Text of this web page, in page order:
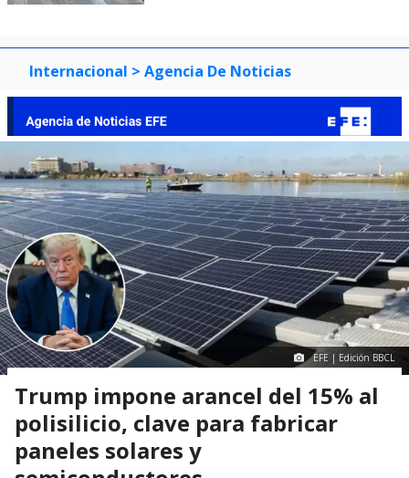
Internacional > Agencia De Noticias
EFE | Edición BBCL
Trump impone arancel del 15% al
polisilicio, clave para fabricar
paneles solares y